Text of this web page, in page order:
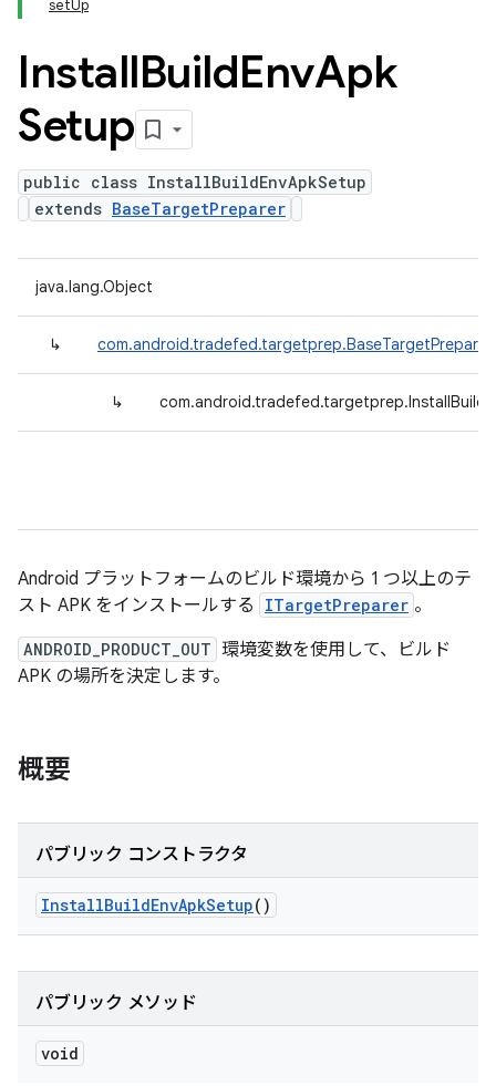
setUp
InstallBuildEnvApk
Setup
public class InstallBuildEnvApkSetup
extends BaseTargetPreparer
java.lang.Object
↳ com.android.tradefed.targetprep.BaseTargetPreparer
↳
Android プラットフォームのビルド環境から 1 つ以上のテ
スト APK をインストールする
ITargetPreparer 。
ANDROID_PRODUCT_OUT 環境変数を使用して、ビルド
APK の場所を決定します。
概要
パブリック コンストラクタ
InstallBuildEnvApkSetup()
パブリック メソッド
void